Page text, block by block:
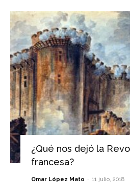
¿Qué nos dejó la
francesa?
Omar López Mato - 11 julio, 2018